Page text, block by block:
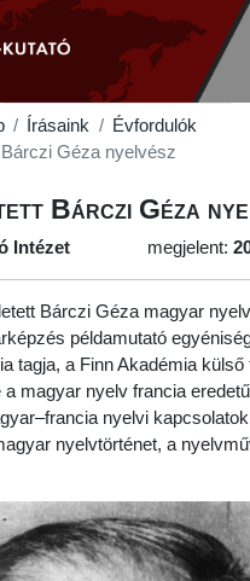
Írásaink
Évfordulók
Géza nyelvész
Bárczi Géza
Intézet megjelent:
Bárczi Géza magyar
példamutató
tagja, a Finn Akadémia külső
a magyar nyelv francia eredetű
nyelvi
nyelvtörténet, a